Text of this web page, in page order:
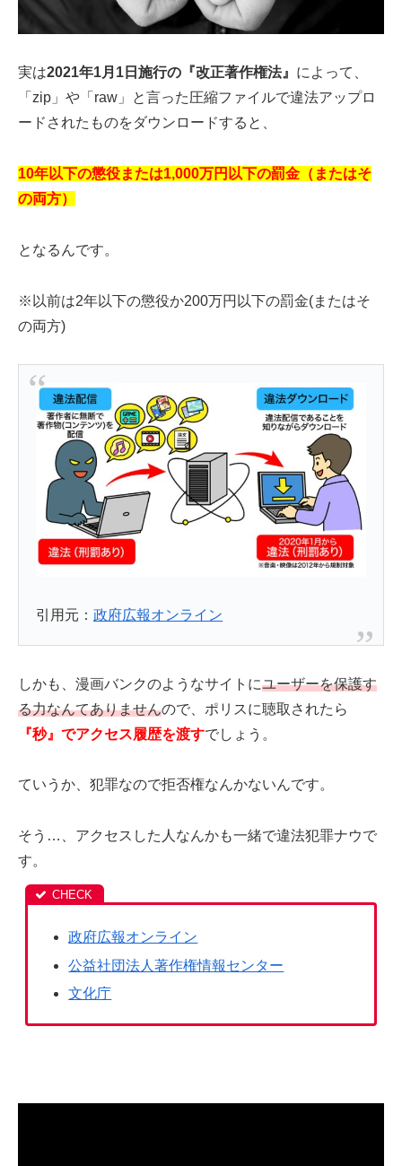
実は2021年1月1日施行の『改正著作権法』 によって、
「zip」や「raw」と言った圧縮ファイルで違法アップロ
ードされたものをダウンロードすると、
10年以下の懲役または1,000万円以下の罰金（またはそ
の両方）
となるんです。
※以前は2年以下の懲役か200万円以下の罰金(またはそ
の両方)
引用元：政府広報オンライン
しかも、漫画バンクのようなサイトにユーザーを保護す
る力なんてありませんので、ポリスに聴取されたら
『秒』でアクセス履歴を渡すでしょう。
ていうか、犯罪なので拒否権なんかないんです。
そう…、アクセスした人なんかも一緒で違法犯罪ナウで
す。
政府広報オンライン
公益社団法人著作権情報センター
文化庁